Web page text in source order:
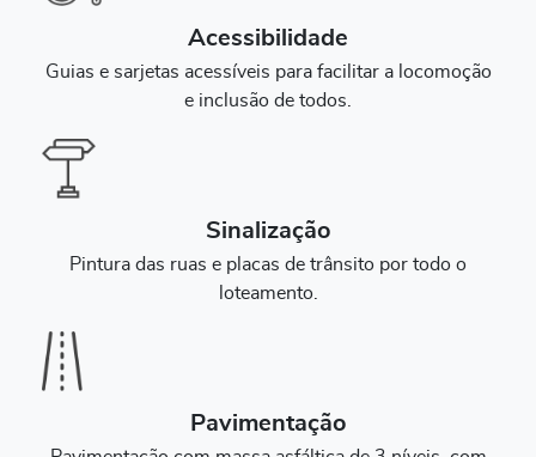
Acessibilidade
Guias e sarjetas acessíveis para facilitar a locomoção
e inclusão de todos.
Sinalização
Pintura das ruas e placas de trânsito por todo o
loteamento.
Pavimentação